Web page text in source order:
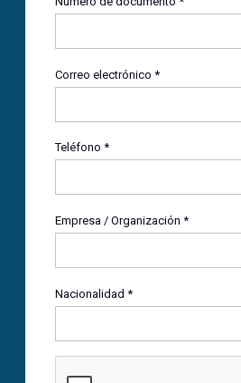
Correo electrónico *
Teléfono *
Empresa / Organización *
Nacionalidad *